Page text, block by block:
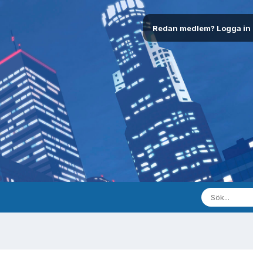
Redan medlem? Logga in